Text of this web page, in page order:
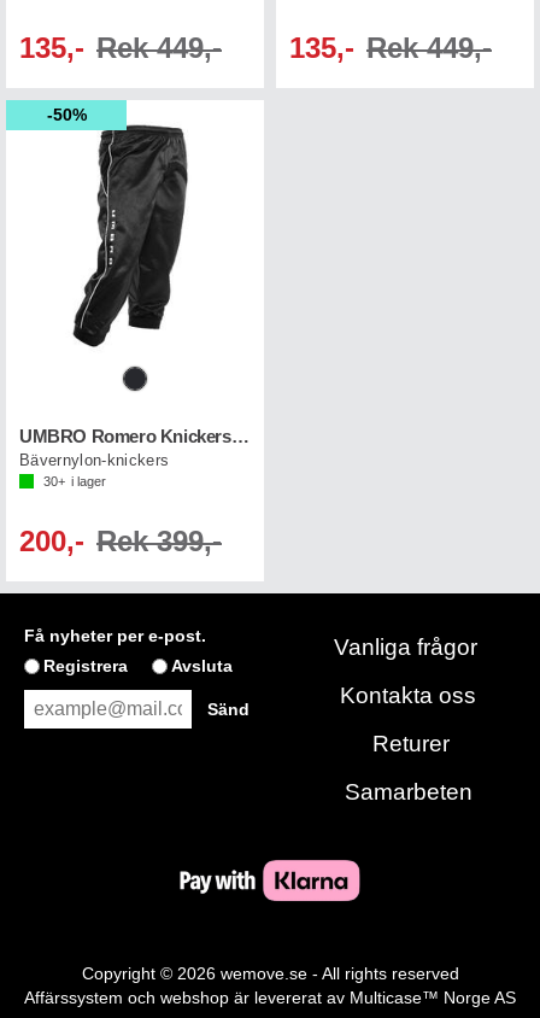
135,- Rek 449,- 135,- Rek 449,-
50%
UMBRO Romero Knickers Jr
Bävernylon-knickers
30+ i lager
200,- Rek 399,-
Få nyheter per e-post.
Registrera
Avsluta
Vanliga frågor
Kontakta oss
Returer
Samarbeten
Copyright © 2026 wemove.se - All rights reserved
Affärssystem och webshop är levererat av Multicase™ Norge AS